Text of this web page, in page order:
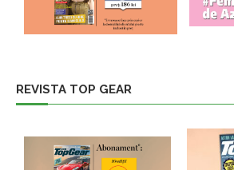
REVISTA TOP GEAR